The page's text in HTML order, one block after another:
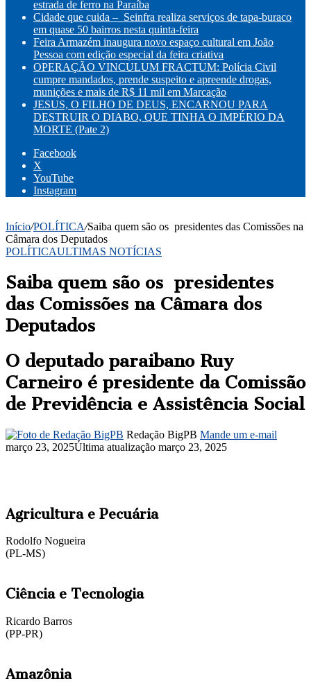
estrada de ferro na Paraíba
Cidade que cuida – Seinfra realiza serviços de tapa-buraco
em quase 50 bairros nesta quinta-feira
Feira Armazém inaugura novo espaço cultural em João
Pessoa com edição especial da feira criativa
OPERAÇÃO VINCULUM FRACTUM: Polícia Civil
cumpre mandados, prende suspeito e apreende drogas,
munições e mais de R$ 11 mil em Marcação
JESUS, O FILHO DE DEUS, ENCARNOU PARA
DESTRUIR O DIABO, QUE TINHA O IMPÉRIO DA
MORTE (Pate 2)
Facebook
X
YouTube
Instagram
Início/POLÍTICA/Saiba quem são os presidentes das Comissões na
Câmara dos Deputados
POLÍTICAULTIMAS NOTÍCIAS
Saiba quem são os presidentes
das Comissões na Câmara dos
Deputados
O deputado paraibano Ruy
Carneiro é presidente da Comissão
de Previdência e Assistência Social
Redação BigPB Mande um e-mail
março 23, 2025Última atualização março 23, 2025
Agricultura e Pecuária
Rodolfo Nogueira
(PL-MS)
Ciência e Tecnologia
Ricardo Barros
(PP-PR)
Amazônia